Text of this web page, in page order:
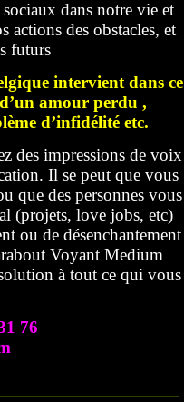
dans notre vie et
actions des obstacles, et
futurs
intervient dans ce
amour perdu ,
d’infidélité etc.
des impressions de voix
Il se peut que vous
que des personnes vous
(projets, love jobs, etc)
ou de désenchantement
Voyant Medium
à tout ce qui vous
76